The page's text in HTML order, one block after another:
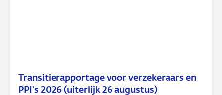
Transitierapportage voor verzekeraars en
PPI's 2026 (uiterlijk 26 augustus)
29
Nieuwsbericht